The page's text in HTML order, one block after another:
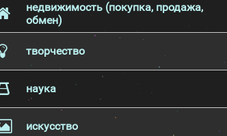
недвижимость (покупка, продажа,
обмен)
творчество
наука
искусство